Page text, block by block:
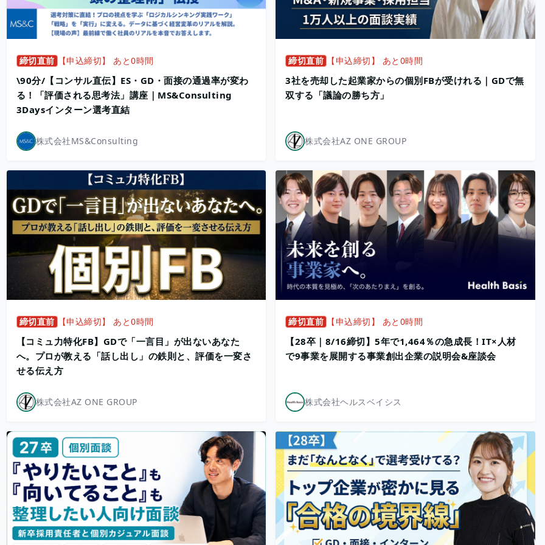
締切直前 【申込締切】 あと0時間
\90分/【コンサル直伝】ES・GD・面接の通過率が変わ
る！「評価される思考法」講座｜MS&Consulting
3Daysインターン選考直結
株式会社MS&Consulting
締切直前 【申込締切】 あと0時間
3社を売却した起業家からの個別FBが受けれる｜GDで無
双する「議論の勝ち方」
株式会社AZ ONE GROUP
締切直前 【申込締切】 あと0時間
【コミュ力特化FB】GDで「一言目」が出ないあなた
へ。プロが教える「話し出し」の鉄則と、評価を一変さ
せる伝え方
株式会社AZ ONE GROUP
締切直前 【申込締切】 あと0時間
【28卒｜8/16締切】5年で1,464％の急成長！IT×人材
で9事業を展開する事業創出企業の説明会&座談会
株式会社ヘルスベイシス